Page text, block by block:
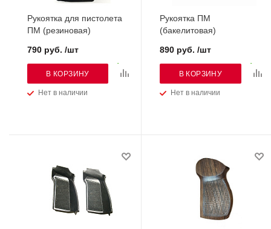
Рукоятка для пистолета
ПМ (резиновая)
Нет в наличии
790 руб. /шт
В КОРЗИНУ
Рукоятка ПМ
(бакелитовая)
Нет в наличии
890 руб. /шт
В КОРЗИНУ